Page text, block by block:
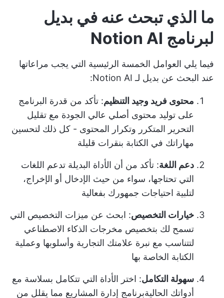
ما الذي تبحث عنه في بديل
لبرنامج Notion AI
فيما يلي العوامل الخمسة الرئيسية التي يجب مراعاتها
عند البحث عن بديل لـ Notion AI:
محتوى فريد وجيد التنظيم: تأكد من قدرة البرنامج
على توليد محتوى أصلي عالي الجودة مع تقليل
التحرير المتكرر وتكرار المحتوى - كل ذلك لتحسين
مهاراتك في الكتابة بنقرات قليلة
دعم اللغة: تأكد من أن الأداة البديلة تدعم اللغات
التي تحتاجها، سواء من حيث الإدخال أو الإخراج،
لتلبية احتياجات جمهورك بفعالية
خيارات التخصيص: ابحث عن ميزات التخصيص التي
تسمح لك بتخصيص مخرجات الذكاء الاصطناعي
لتتناسب مع نبرة علامتك التجارية وأسلوبها وعملية
الكتابة الخاصة بها
سهولة التكامل: اختر الأداة التي تتكامل بسلاسة مع
أدواتك الحاليةبرنامج إدارة المشاريع مما يقلل من